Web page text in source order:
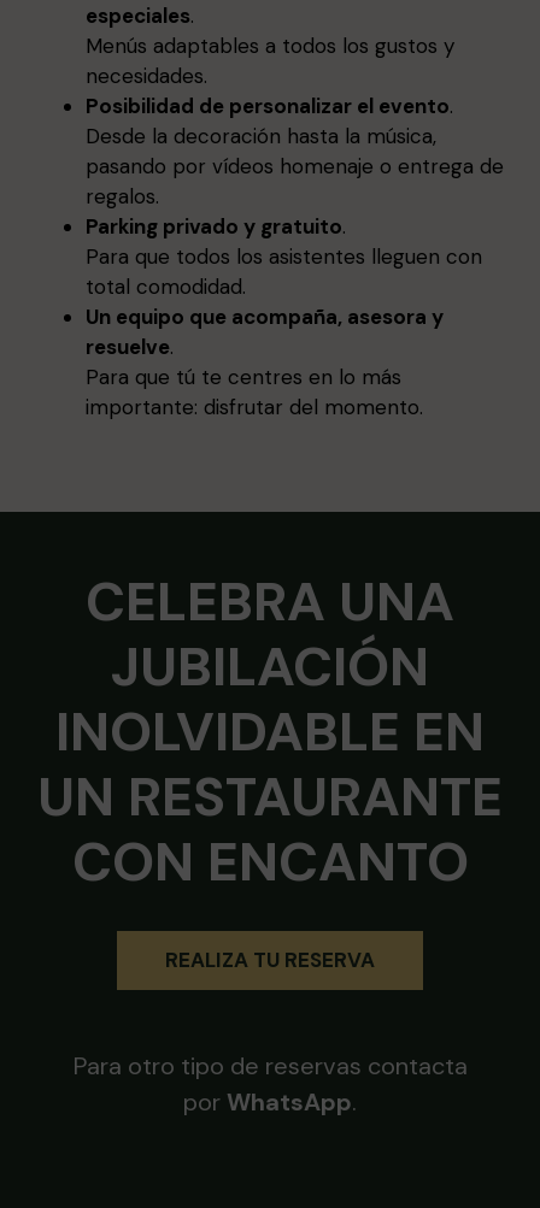
especiales.
Menús adaptables a todos los gustos y
necesidades.
Posibilidad de personalizar el evento.
Desde la decoración hasta la música,
pasando por vídeos homenaje o entrega de
regalos.
Parking privado y gratuito.
Para que todos los asistentes lleguen con
total comodidad.
Un equipo que acompaña, asesora y
resuelve.
Para que tú te centres en lo más
importante: disfrutar del momento.
CELEBRA UNA
JUBILACIÓN
INOLVIDABLE EN
UN RESTAURANTE
CON ENCANTO
REALIZA TU RESERVA
Para otro tipo de reservas contacta
por WhatsApp.